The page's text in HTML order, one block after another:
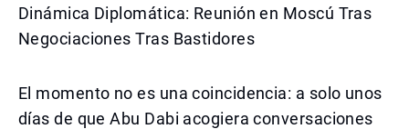
Dinámica Diplomática: Reunión en Moscú Tras
Negociaciones Tras Bastidores
El momento no es una coincidencia: a solo unos
días de que Abu Dabi acogiera conversaciones